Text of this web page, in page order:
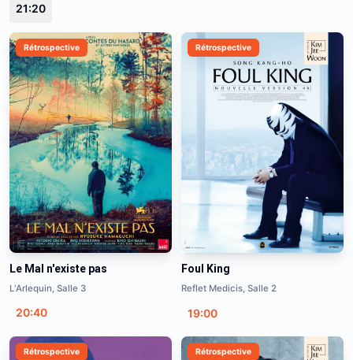
21:20
Rétrospective
Le Mal n'existe pas
L'Arlequin, Salle 3
20:40
Rétrospective
Foul King
Reflet Medicis, Salle 2
19:00
Rétrospective Rétrospective